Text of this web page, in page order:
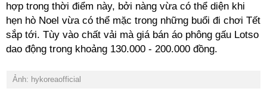
hợp trong thời điểm này, bởi nàng vừa có thể diện khi
hẹn hò Noel vừa có thể mặc trong những buổi đi chơi Tết
sắp tới. Tùy vào chất vải mà giá bán áo phông gấu Lotso
dao động trong khoảng 130.000 - 200.000 đồng.
Ảnh: hykoreaofficial